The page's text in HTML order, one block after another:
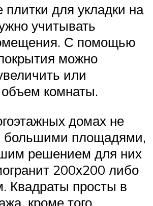
для укладки на
учитывать
С помощью
можно
или
комнаты.
домах не
большими площадями,
решением для них
200х200 либо
Квадраты просты в
кроме того,